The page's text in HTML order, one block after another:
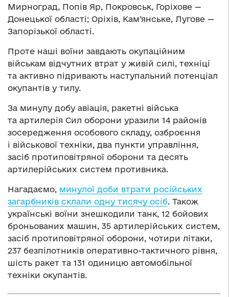
Мирноград, Попів Яр, Покровськ, Горіхове —
Донецької області; Оріхів, Кам’янське, Лугове —
Запорізької області.
Проте наші воїни завдають окупаційним
військам відчутних втрат у живій силі, техніці
та активно підривають наступальний потенціал
окупантів у тилу.
За минулу добу авіація, ракетні війська
та артилерія Сил оборони уразили 14 районів
зосередження особового складу, озброєння
і військової техніки, два пункти управління,
засіб протиповітряної оборони та десять
артилерійських систем противника.
Нагадаємо, минулої доби втрати російських
загарбників склали одну тисячу осіб. Також
українські воїни знешкодили танк, 12 бойових
броньованих машин, 35 артилерійських систем,
засіб протиповітряної оборони, чотири літаки,
237 безпілотників оперативно-тактичного рівня,
шість ракет та 131 одиницю автомобільної
техніки окупантів.